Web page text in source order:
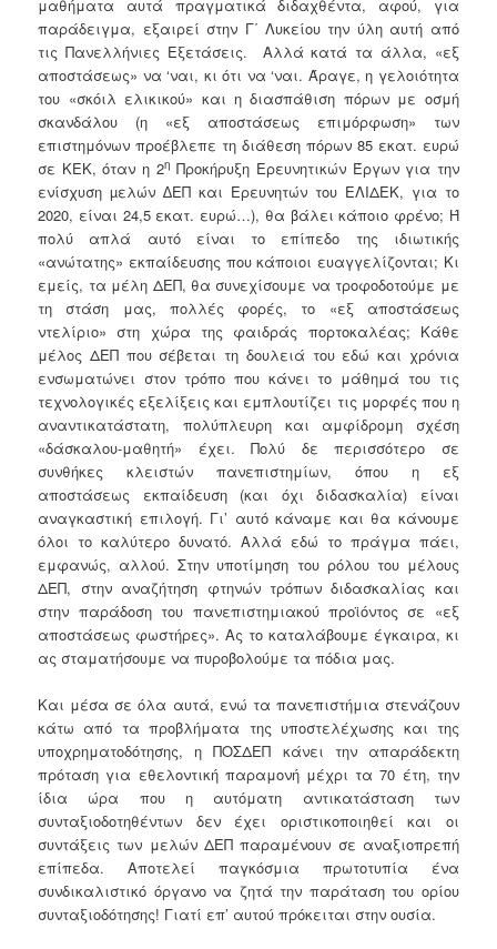
μαθήματα αυτά πραγματικά διδαχθέντα, αφού, για
παράδειγμα, εξαιρεί στην Γ΄ Λυκείου την ύλη αυτή από
τις Πανελλήνιες Εξετάσεις. Αλλά κατά τα άλλα, «εξ
αποστάσεως» να ‘ναι, κι ότι να ‘ναι. Άραγε, η γελοιότητα
του «σκόιλ ελικικού» και η διασπάθιση πόρων με οσμή
σκανδάλου (η «εξ αποστάσεως επιμόρφωση» των
επιστημόνων προέβλεπε τη διάθεση πόρων 85 εκατ. ευρώ
σε ΚΕΚ, όταν η 2η Προκήρυξη Ερευνητικών Έργων για την
ενίσχυση µελών ∆ΕΠ και Ερευνητών του ΕΛΙΔΕΚ, για το
2020, είναι 24,5 εκατ. ευρώ…), θα βάλει κάποιο φρένο; Ή
πολύ απλά αυτό είναι το επίπεδο της ιδιωτικής
«ανώτατης» εκπαίδευσης που κάποιοι ευαγγελίζονται; Κι
εμείς, τα μέλη ΔΕΠ, θα συνεχίσουμε να τροφοδοτούμε με
τη στάση μας, πολλές φορές, το «εξ αποστάσεως
ντελίριο» στη χώρα της φαιδράς πορτοκαλέας; Κάθε
μέλος ΔΕΠ που σέβεται τη δουλειά του εδώ και χρόνια
ενσωματώνει στον τρόπο που κάνει το μάθημά του τις
τεχνολογικές εξελίξεις και εμπλουτίζει τις μορφές που η
αναντικατάστατη, πολύπλευρη και αμφίδρομη σχέση
«δάσκαλου-μαθητή» έχει. Πολύ δε περισσότερο σε
συνθήκες κλειστών πανεπιστημίων, όπου η εξ
αποστάσεως εκπαίδευση (και όχι διδασκαλία) είναι
αναγκαστική επιλογή. Γι’ αυτό κάναμε και θα κάνουμε
όλοι το καλύτερο δυνατό. Αλλά εδώ το πράγμα πάει,
εμφανώς, αλλού. Στην υποτίμηση του ρόλου του μέλους
ΔΕΠ, στην αναζήτηση φτηνών τρόπων διδασκαλίας και
στην παράδοση του πανεπιστημιακού προϊόντος σε «εξ
αποστάσεως φωστήρες». Ας το καταλάβουμε έγκαιρα, κι
ας σταματήσουμε να πυροβολούμε τα πόδια μας.
Και μέσα σε όλα αυτά, ενώ τα πανεπιστήμια στενάζουν
κάτω από τα προβλήματα της υποστελέχωσης και της
υποχρηματοδότησης, η ΠΟΣΔΕΠ κάνει την απαράδεκτη
πρόταση για εθελοντική παραμονή μέχρι τα 70 έτη, την
ίδια ώρα που η αυτόματη αντικατάσταση των
συνταξιοδοτηθέντων δεν έχει οριστικοποιηθεί και οι
συντάξεις των μελών ΔΕΠ παραμένουν σε αναξιοπρεπή
επίπεδα. Αποτελεί παγκόσμια πρωτοτυπία ένα
συνδικαλιστικό όργανο να ζητά την παράταση του ορίου
συνταξιοδότησης! Γιατί επ’ αυτού πρόκειται στην ουσία.